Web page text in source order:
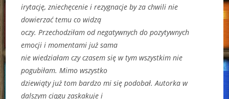
irytację, zniechęcenie i rezygnacje by za chwili nie
dowierzać temu co widzą
oczy. Przechodziłam od negatywnych do pozytywnych
emocji i momentami już sama
nie wiedziałam czy czasem się w tym wszystkim nie
pogubiłam. Mimo wszystko
dziewiąty już tom bardzo mi się podobał. Autorka w
dalszym ciągu zaskakuje i